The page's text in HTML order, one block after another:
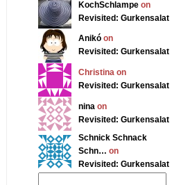
KochSchlampe on
Revisited: Gurkensalat
Anikó on
Revisited: Gurkensalat
Christina on
Revisited: Gurkensalat
nina on
Revisited: Gurkensalat
Schnick Schnack
Schn… on
Revisited: Gurkensalat